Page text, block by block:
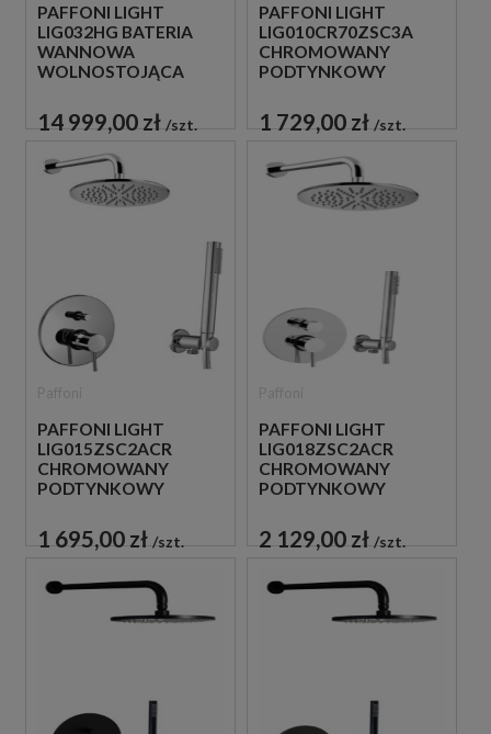
PAFFONI LIGHT
LIG032HG BATERIA
WANNOWA
WOLNOSTOJĄCA
14 999,00 zł szt.
PAFFONI LIGHT
LIG010CR70ZSC3A
CHROMOWANY
PODTYNKOWY
PRYSZNICOWY
1 729,00 zł szt.
PAFFONI LIGHT
LIG015ZSC2ACR
CHROMOWANY
PODTYNKOWY
PRYSZNICOWY
1 695,00 zł szt.
PAFFONI LIGHT
LIG018ZSC2ACR
CHROMOWANY
PODTYNKOWY
PRYSZNICOWY
2 129,00 zł szt.